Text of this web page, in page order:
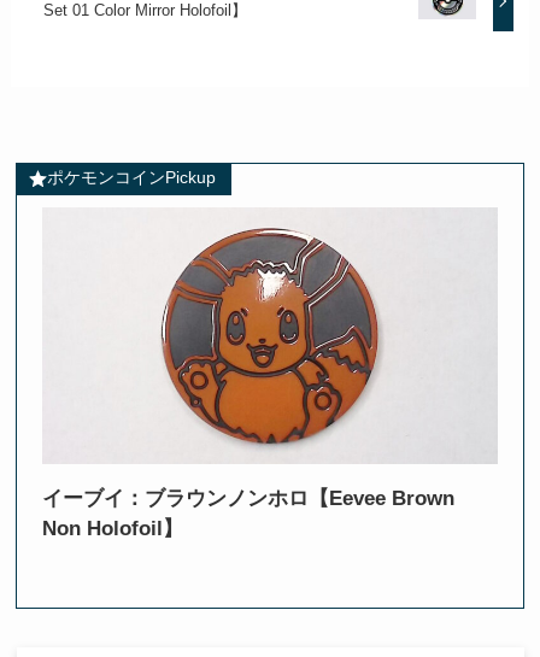
Set 01 Color Mirror Holofoil】
ポケモンコインPickup
イーブイ：ブラウンノンホロ【Eevee Brown
Non Holofoil】